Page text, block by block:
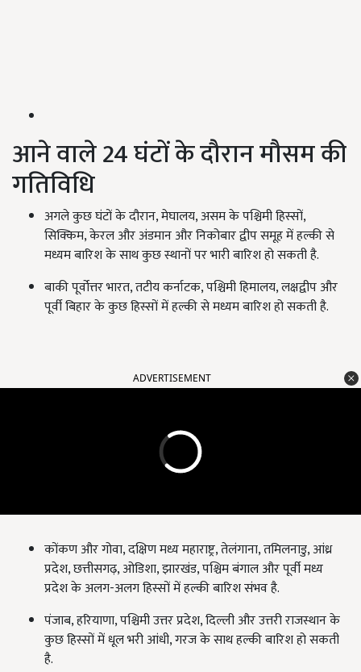
आने वाले 24 घंटों के दौरान मौसम की
गतिविधि
अगले कुछ घंटों के दौरान, मेघालय, असम के पश्चिमी हिस्सों,
सिक्किम, केरल और अंडमान और निकोबार द्वीप समूह में हल्की से
मध्यम बारिश के साथ कुछ स्थानों पर भारी बारिश हो सकती है.
बाकी पूर्वोत्तर भारत, तटीय कर्नाटक, पश्चिमी हिमालय, लक्षद्वीप और
पूर्वी बिहार के कुछ हिस्सों में हल्की से मध्यम बारिश हो सकती है.
ADVERTISEMENT
कोंकण और गोवा, दक्षिण मध्य महाराष्ट्र, तेलंगाना, तमिलनाडु, आंध्र
प्रदेश, छत्तीसगढ़, ओडिशा, झारखंड, पश्चिम बंगाल और पूर्वी मध्य
प्रदेश के अलग-अलग हिस्सों में हल्की बारिश संभव है.
पंजाब, हरियाणा, पश्चिमी उत्तर प्रदेश, दिल्ली और उत्तरी राजस्थान के
कुछ हिस्सों में धूल भरी आंधी, गरज के साथ हल्की बारिश हो सकती
है.